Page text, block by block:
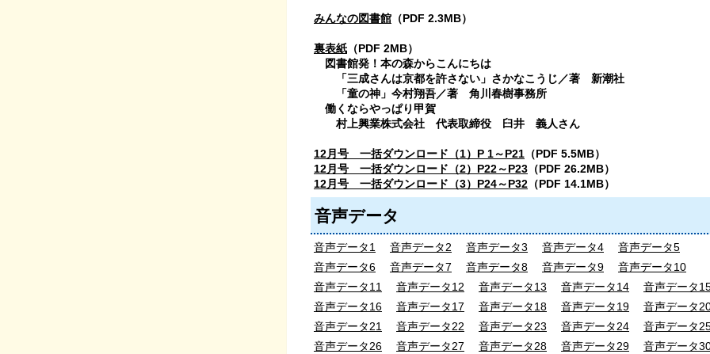
みんなの図書館 （PDF 2.3MB）
裏表紙 （PDF 2MB）
図書館発！本の森からこんにちは
「三成さんは京都を許さない」さかなこうじ／著 新潮社
「童の神」今村翔吾／著 角川春樹事務所
働くならやっぱり甲賀
村上興業株式会社 代表取締役 臼井 義人さん
12月号 一括ダウンロード（1）P 1～P21 （PDF 5.5MB）
12月号 一括ダウンロード（2）P22～P23 （PDF 26.2MB）
12月号 一括ダウンロード（3）P24～P32 （PDF 14.1MB）
音声データ
音声データ1 音声データ2 音声データ3 音声データ4
音声データ5
音声データ6
音声データ7 音声データ8 音声データ9
音声データ10
音声データ11
音声データ12 音声データ13 音声データ14
音声データ
音声データ16
音声データ17 音声データ18 音声データ19
音声データ
音声データ21
音声データ22 音声データ23 音声データ24
音声データ
音声データ26
音声データ27 音声データ28 音声データ29
音声データ